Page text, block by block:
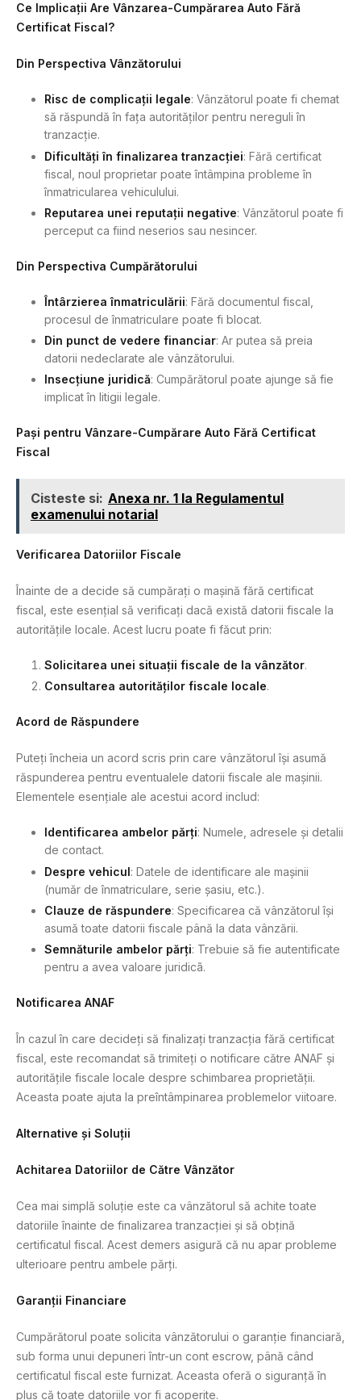
Ce Implicații Are Vânzarea-Cumpărarea Auto Fără
Certificat Fiscal?
Din Perspectiva Vânzătorului
Risc de complicații legale: Vânzătorul poate fi chemat
să răspundă în fața autorităților pentru nereguli în
tranzacție.
Dificultăți în finalizarea tranzacției: Fără certificat
fiscal, noul proprietar poate întâmpina probleme în
înmatricularea vehiculului.
Reputarea unei reputații negative: Vânzătorul poate fi
perceput ca fiind neserios sau nesincer.
Din Perspectiva Cumpărătorului
Întârzierea înmatriculării: Fără documentul fiscal,
procesul de înmatriculare poate fi blocat.
Din punct de vedere financiar: Ar putea să preia
datorii nedeclarate ale vânzătorului.
Insecțiune juridică: Cumpărătorul poate ajunge să fie
implicat în litigii legale.
Pași pentru Vânzare-Cumpărare Auto Fără Certificat
Fiscal
Cisteste si: Anexa nr. 1 la Regulamentul
examenului notarial
Verificarea Datoriilor Fiscale
Înainte de a decide să cumpărați o mașină fără certificat
fiscal, este esențial să verificați dacă există datorii fiscale la
autoritățile locale. Acest lucru poate fi făcut prin:
Solicitarea unei situații fiscale de la vânzător.
Consultarea autorităților fiscale locale.
Acord de Răspundere
Puteți încheia un acord scris prin care vânzătorul își asumă
răspunderea pentru eventualele datorii fiscale ale mașinii.
Elementele esențiale ale acestui acord includ:
Identificarea ambelor părți: Numele, adresele și detalii
de contact.
Despre vehicul: Datele de identificare ale mașinii
(număr de înmatriculare, serie șasiu, etc.).
Clauze de răspundere: Specificarea că vânzătorul își
asumă toate datorii fiscale până la data vânzării.
Semnăturile ambelor părți: Trebuie să fie autentificate
pentru a avea valoare juridicã.
Notificarea ANAF
În cazul în care decideți să finalizați tranzacția fără certificat
fiscal, este recomandat să trimiteți o notificare către ANAF și
autoritățile fiscale locale despre schimbarea proprietății.
Aceasta poate ajuta la preîntâmpinarea problemelor viitoare.
Alternative și Soluții
Achitarea Datoriilor de Către Vânzător
Cea mai simplă soluție este ca vânzătorul să achite toate
datoriile înainte de finalizarea tranzacției și să obțină
certificatul fiscal. Acest demers asigură că nu apar probleme
ulterioare pentru ambele părți.
Garanții Financiare
Cumpărătorul poate solicita vânzătorului o garanție financiară,
sub forma unui depuneri într-un cont escrow, până când
certificatul fiscal este furnizat. Aceasta oferă o siguranță în
plus că toate datoriile vor fi acoperite.